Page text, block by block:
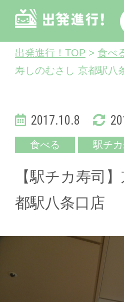
出発進行！TOP > 食べ
寿しのむさし 京都駅八
2017.10.8
食べる 駅チ
【駅チカ寿司
都駅八条口店